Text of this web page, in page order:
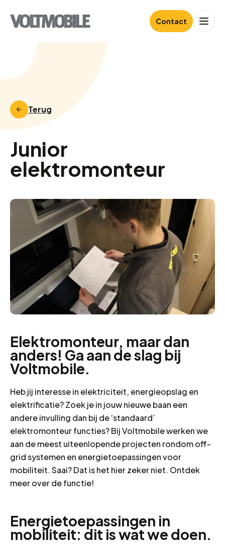
Contact
Terug
Junior
elektromonteur
Elektromonteur, maar dan
anders! Ga aan de slag bij
Voltmobile.
Heb jij interesse in elektriciteit, energieopslag en
elektrificatie? Zoek je in jouw nieuwe baan een
andere invulling dan bij de ‘standaard’
elektromonteur functies? Bij Voltmobile werken we
aan de meest uiteenlopende projecten rondom off-
grid systemen en energietoepassingen voor
mobiliteit. Saai? Dat is het hier zeker niet. Ontdek
meer over de functie!
Energietoepassingen in
mobiliteit: dit is wat we doen.